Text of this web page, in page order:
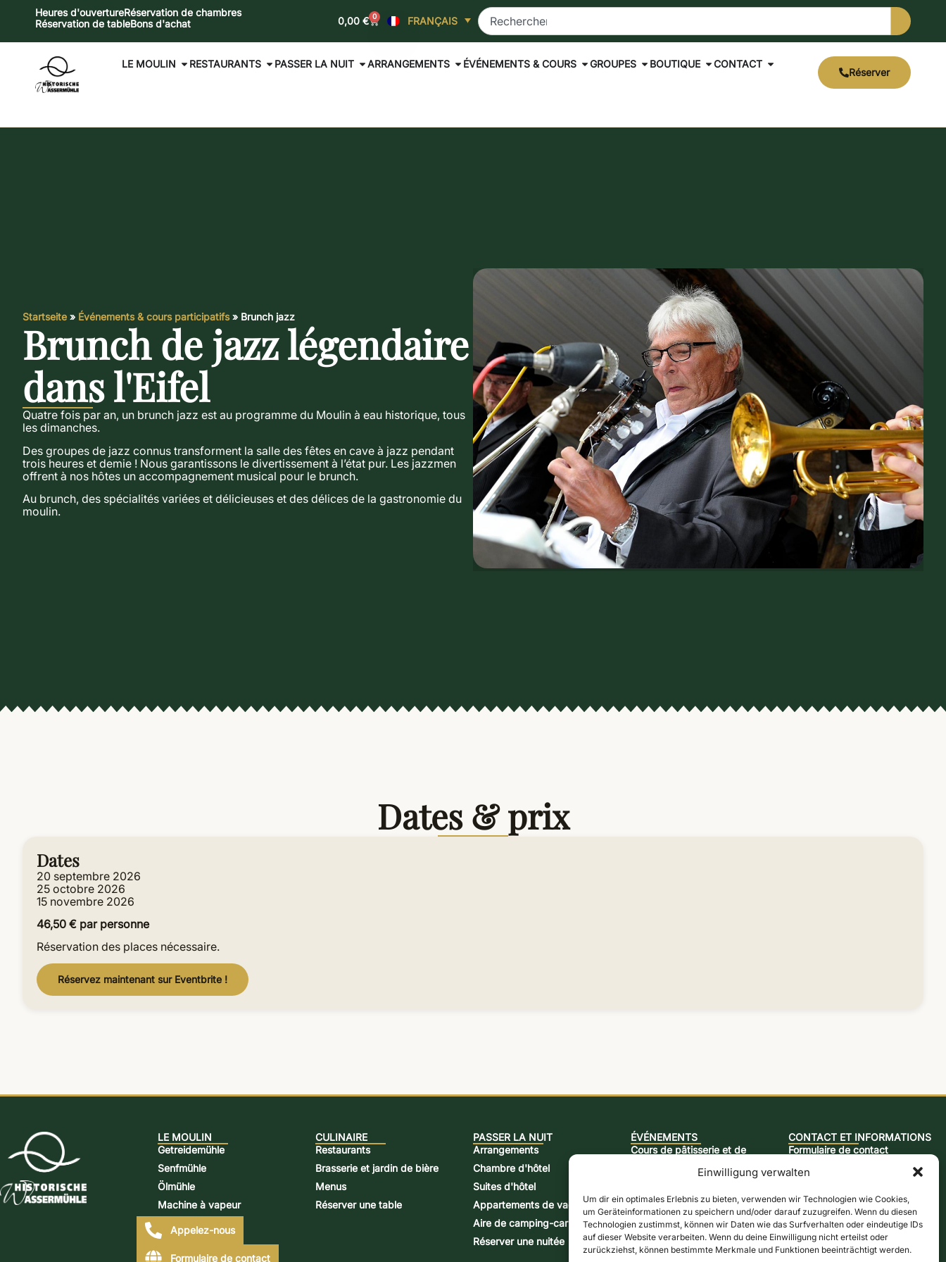
Einwilligung verwalten
Um dir ein optimales Erlebnis zu bieten, verwenden wir Technologien wie Cookies,
um Geräteinformationen zu speichern und/oder darauf zuzugreifen. Wenn du diesen
Technologien zustimmst, können wir Daten wie das Surfverhalten oder eindeutige IDs
auf dieser Website verarbeiten. Wenn du deine Einwilligung nicht erteilst oder
zurückziehst, können bestimmte Merkmale und Funktionen beeinträchtigt werden.
FRANÇAIS
0,00€ 0
Heures d'ouvertureRéservation de chambres
Réservation de tableBons d'achat
LE MOULIN RESTAURANTS PASSER LA NUIT ARRANGEMENTS ÉVÉNEMENTS & COURS GROUPES BOUTIQUE CONTACT
Réserver
Startseite » Événements & cours participatifs» Brunch jazz
Brunch de jazz légendaire
dans l'Eifel
Quatre fois par an, un brunch jazz est au programme du Moulin à eau historique, tous
les dimanches.
Des groupes de jazz connus transforment la salle des fêtes en cave à jazz pendant
trois heures et demie ! Nous garantissons le divertissement à l’état pur. Les jazzmen
offrent à nos hôtes un accompagnement musical pour le brunch.
Au brunch, des spécialités variées et délicieuses et des délices de la gastronomie du
moulin.
Dates & prix
Dates
20 septembre 2026
25 octobre 2026
15 novembre 2026
46,50 € par personne
Réservation des places nécessaire.
Réservez maintenant sur Eventbrite !
LE MOULIN
Getreidemühle
Senfmühle
Ölmühle
Machine à vapeur
Mühlen-Bäckerei
CULINAIRE
Restaurants
Brasserie et jardin de bière
Menus
Réserver une table
PASSER LA NUIT
Arrangements
Chambre d'hôtel
Suites d'hôtel
Appartements de vacances
Aire de camping-car
Réserver une nuitée
ÉVÉNEMENTS
Cours de pâtisserie et de
Soirée moulin de Cologne
Brunch jazz
Cours de brassage de la bière
Cours de brûlage de Schnapps
Journées d'action
CONTACT ET INFORMATIONS
Formulaire de contact
Heures d'ouverture
Bulletin d'information
Boutique en ligne
Bons d'achat
Appelez-nous
Formulaire de contact